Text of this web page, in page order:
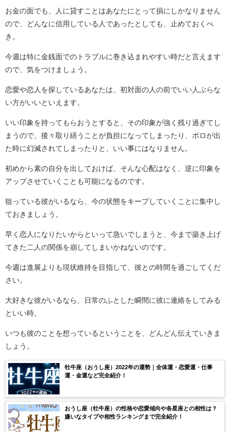
お金の面でも、人に貸すことはあなたにとって損にしかなりません
ので、どんなに信用している人であったとしても、止めておくべ
き。
今週は特に金銭面でのトラブルに巻き込まれやすい時だと言えます
ので、気をつけましょう。
恋愛や恋人を探しているあなたは、初対面の人の前でいい人ぶらな
い方がいいといえます。
いい印象を持ってもらおうとすると、その印象が強く残り過ぎてし
まうので、後々取り繕うことが負担になってしまったり、ボロが出
た時に幻滅されてしまったりと、いい事にはなりません。
初めから素の自分を出しておけば、そんな心配はなく、逆に印象を
アップさせていくことも可能になるのです。
狙っている彼がいるなら、今の状態をキープしていくことに集中し
ておきましょう。
早く恋人になりたいからといって急いでしまうと、今まで築き上げ
てきた二人の関係を崩してしまいかねないのです。
今週は進展よりも現状維持を目指して、彼との時間を過ごしてくだ
さい。
大好きな彼がいるなら、日常のふとした瞬間に彼に連絡をしてみる
といい時。
いつも彼のことを想っているということを、どんどん伝えていきま
しょう。
牡牛座（おうし座）2022年の運勢｜全体運・恋愛運・仕事
運・金運など完全紹介！
おうし座（牡牛座）の性格や恋愛傾向や各星座との相性は？
嫌いなタイプや相性ランキングまで完全紹介！